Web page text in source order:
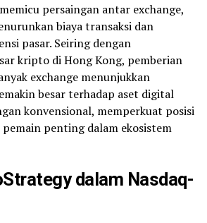
persaingan antar exchange,
biaya transaksi dan
pasar. Seiring dengan
kripto di Hong Kong, pemberian
exchange menunjukkan
besar terhadap aset digital
konvensional, memperkuat posisi
pemain penting dalam ekosistem
dalam Nasdaq-